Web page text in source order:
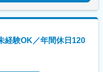
経験OK／年間休日120